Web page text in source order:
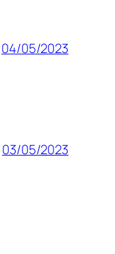
04/05/2023
03/05/2023